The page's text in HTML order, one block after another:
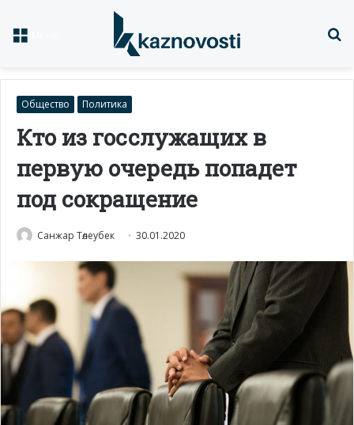
Общество Политика
Кто из госслужащих в
первую очередь попадет
под сокращение
Санжар Төлеубек 30.01.2020